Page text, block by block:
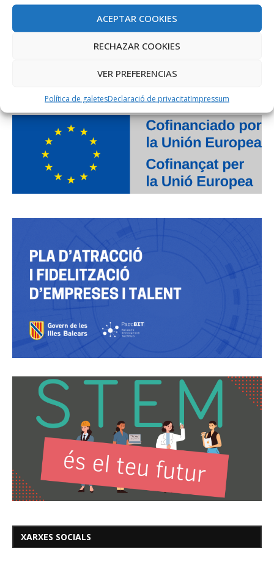
ACEPTAR COOKIES
RECHAZAR COOKIES
VER PREFERENCIAS
Política de galetesDeclaració de privacitatImpressum
XARXES SOCIALS